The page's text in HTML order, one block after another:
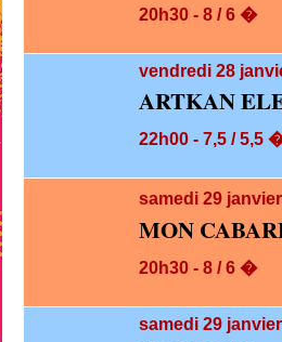
20h30 - 8 / 6 �
vendredi 28
ARTKAN
22h00 - 7,5 / 5,5
samedi 29
MON
20h30 - 8 / 6 �
samedi 29